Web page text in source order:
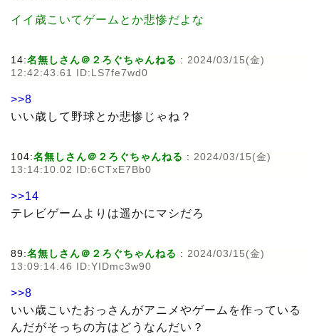
イイ歳こいてゲームとか悲惨だよな
14:名無しさん＠２ろぐちゃんねる : 2024/03/15(金)
12:42:43.61 ID:LS7fe7wd0
>>8
いい歳して野球とか悲惨じゃね？
104:名無しさん＠２ろぐちゃんねる : 2024/03/15(金)
13:14:10.02 ID:6CTxE7Bb0
>>14
テレビゲームよりは遥かにマシだろ
89:名無しさん＠２ろぐちゃんねる : 2024/03/15(金)
13:09:14.46 ID:YIDmc3w90
>>8
いい歳こいたおっさんがアニメやゲームを作っている
んだがそっちの方はどうなんだい？